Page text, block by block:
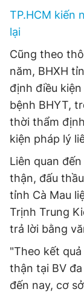
TP.HCM kiến
lại
Cũng theo
năm, BHXH
định điều
bệnh BHYT,
thời thẩm
kiện pháp lý
Liên quan
thận, đấu
tỉnh Cà Mau
Trịnh Trung
trả lời bằng
"Theo kết
thận tại BV
đến nay, cơ